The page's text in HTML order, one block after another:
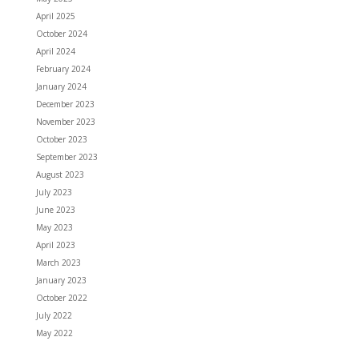
April 2025
October 2024
April 2024
February 2024
January 2024
December 2023
November 2023
October 2023
September 2023
August 2023
July 2023
June 2023
May 2023
April 2023
March 2023
January 2023
October 2022
July 2022
May 2022